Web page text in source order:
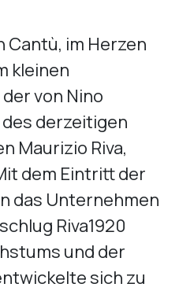
Cantù, im Herzen
kleinen
von Nino
derzeitigen
Maurizio Riva,
dem Eintritt der
das Unternehmen
Riva1920
und der
sich zu